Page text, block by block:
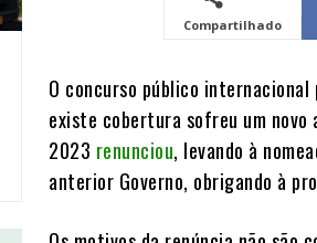
Compartilhado
O concurso público
existe cobertura sofreu um novo
2023 renunciou, levando à
anterior Governo, obrigando à